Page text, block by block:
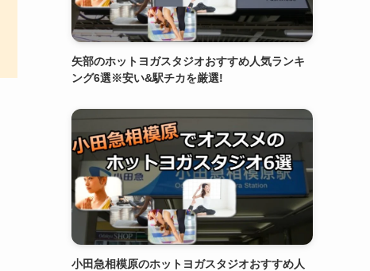
矢部のホットヨガスタジオおすすめ人気ランキ
ング6選※安い&駅チカを厳選!
小田急相模原のホットヨガスタジオおすすめ人